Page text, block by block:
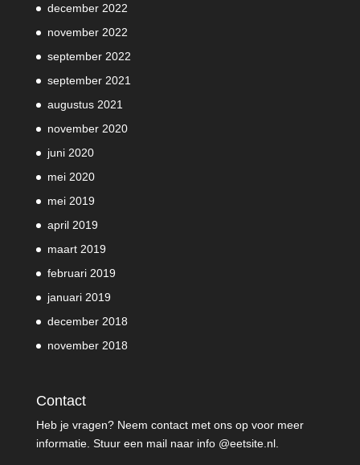
december 2022
november 2022
september 2022
september 2021
augustus 2021
november 2020
juni 2020
mei 2020
mei 2019
april 2019
maart 2019
februari 2019
januari 2019
december 2018
november 2018
Contact
Heb je vragen? Neem contact met ons op voor meer
informatie. Stuur een mail naar info @eetsite.nl.